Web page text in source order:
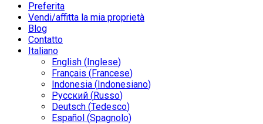
Preferita
Vendi/affitta la mia proprietà
Blog
Contatto
Italiano
English (Inglese)
Français (Francese)
Indonesia (Indonesiano)
Русский (Russo)
Deutsch (Tedesco)
Español (Spagnolo)